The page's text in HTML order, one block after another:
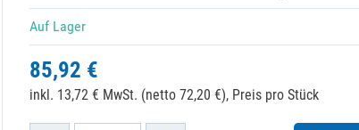
Auf Lager
85,92 €
inkl. 13,72 € MwSt. (netto 72,20 €), Preis pro Stück